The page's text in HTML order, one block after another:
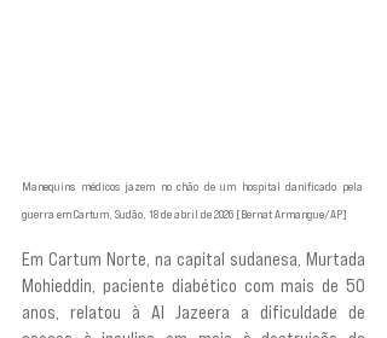
Manequins médicos jazem no chão de um hospital danificado pela
guerra em Cartum, Sudão, 18 de abril de 2026 [Bernat Armangue/AP]
Em Cartum Norte, na capital sudanesa, Murtada
Mohieddin, paciente diabético com mais de 50
anos, relatou à Al Jazeera a dificuldade de